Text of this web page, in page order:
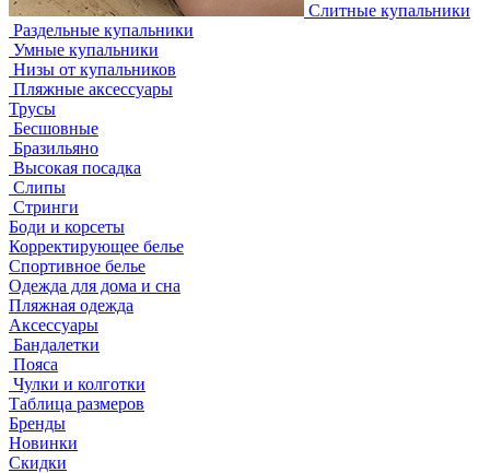
Слитные купальники
Раздельные купальники
Умные купальники
Низы от купальников
Пляжные аксессуары
Трусы
Бесшовные
Бразильяно
Высокая посадка
Слипы
Стринги
Боди и корсеты
Корректирующее белье
Спортивное белье
Одежда для дома и сна
Пляжная одежда
Аксессуары
Бандалетки
Пояса
Чулки и колготки
Таблица размеров
Бренды
Новинки
Скидки